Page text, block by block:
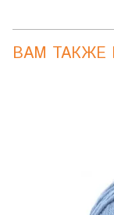
ВАМ ТАКЖЕ